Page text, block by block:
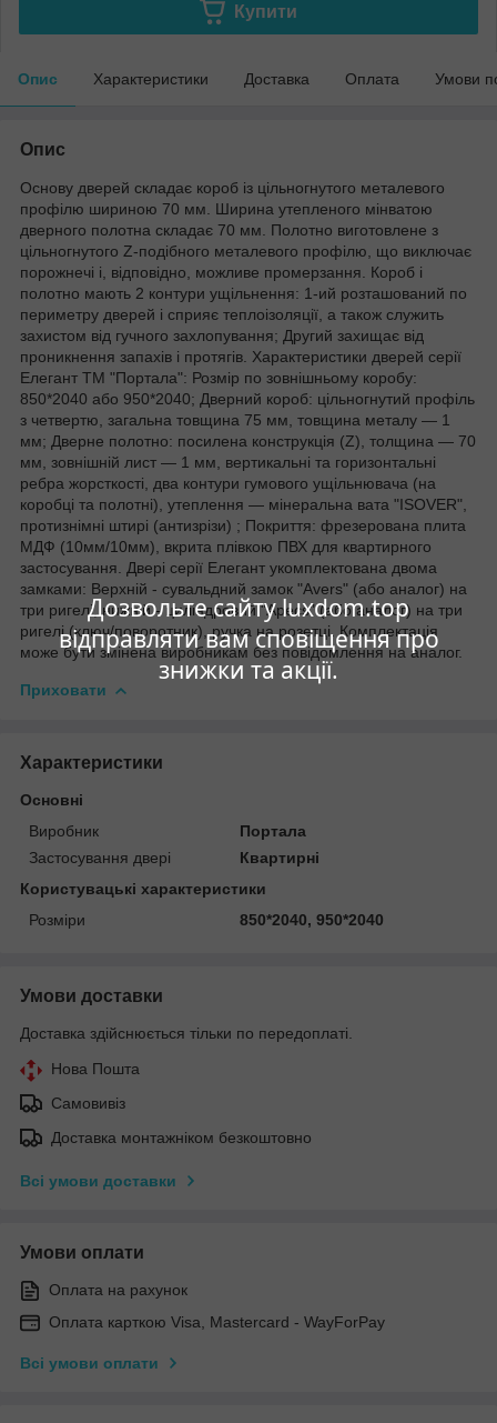
Дозвольте сайту luxdom.top
відправляти вам сповіщення про
знижки та акції.
Купити
Опис Характеристики Доставка Оплата Умови
Опис
Основу дверей складає короб із цільногнутого металевого
профілю шириною 70 мм. Ширина утепленого мінватою
дверного полотна складає 70 мм. Полотно виготовлене з
цільногнутого Z-подібного металевого профілю, що виключає
порожнечі і, відповідно, можливе промерзання. Короб і
полотно мають 2 контури ущільнення: 1-ий розташований по
периметру дверей і сприяє теплоізоляції, а також служить
захистом від гучного захлопування; Другий захищає від
проникнення запахів і протягів. Характеристики дверей серії
Елегант ТМ "Портала": Розмір по зовнішньому коробу:
850*2040 або 950*2040; Дверний короб: цільногнутий профіль
з четвертю, загальна товщина 75 мм, товщина металу ― 1
мм; Дверне полотно: посилена конструкція (Z), толщина ― 70
мм, зовнішній лист ― 1 мм, вертикальні та горизонтальні
ребра жорсткості, два контури гумового ущільнювача (на
коробці та полотні), утеплення ― мінеральна вата "ISOVER",
протизнімні штирі (антизрізи) ; Покриття: фрезерована плита
МДФ (10мм/10мм), вкрита плівкою ПВХ для квартирного
застосування. Двері серії Елегант укомплектована двома
замками: Верхній - сувальдний замок "Avers" (або аналог) на
три ригелі, нижній - циліндровий "Apecs" (або аналог) на три
ригелі (ключ/поворотник), ручка на розетці. Комплектація
може бути змінена виробникам без повідомлення на аналог.
Приховати
Характеристики
Основні
Виробник
Портала
Застосування двері
Квартирні
Користувацькі характеристики
Розміри
850*2040, 950*2040
Умови доставки
Доставка здійснюється тільки по передоплаті.
Нова Пошта
Самовивіз
Доставка монтажніком безкоштовно
Всі умови доставки
Умови оплати
Оплата на рахунок
Оплата карткою Visa, Mastercard - WayForPay
Всі умови оплати